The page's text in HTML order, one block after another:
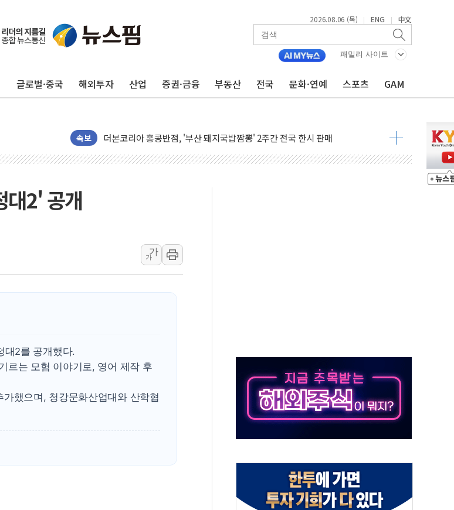
2026.08.06 (목) | ENG | 中文
패밀리 사이트
글로벌·중국 해외투자 산업 증권·금융 부동산 전국 문화·연예 스포츠 GAM
속보
반도체 대형주 급락에 코스피 4%↓…매도 사이드카 발동
카카오뱅크 '모임통장'의 락인 효과, '모임주' 이자 기여도 일반 2배
ADT캡스, 매장 운영·보안 통합관리 앱 출시
LGU+, 국내 IDaaS 최초 클라우드 보안인증 획득
국내 최대 400MW 규모 해남 태양광발전 '첫삽'…남동발전, 재생에너지 '앞장'
삼성전자, FMS 2026서 차세대 AI 메모리 기술력 과시
LX하우시스 "역대급 폭염에 고단열 인테리어 관심 급증"
일 안 하고 '초과근무 수당' 챙긴 경찰관 2명 송치
토마토시스템 조길주·이강찬 대표, 자사주 매수
美중간선거 '색깔론' 덧씌우는 트럼프...당내선 "안 먹힌다" 균열
보훈부, 내년 워싱턴서 첫 '국제보훈컨퍼런스'… 한미동맹 상징성 부각
가온전선, 싱가포르 도시철도 전력망 구축 계약
정점식, '부산 돌려차기' 부적절 발언 논란 사과…"재발 방지 모든 조치"
대2' 공개
가
가
대2를 공개했다.
르는 모험 이야기로, 영어 제작 후
했으며, 청강문화산업대와 산학협